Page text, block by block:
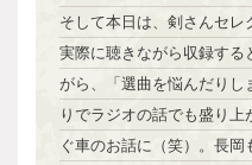
そして本日は、剣さんセレ
実際に聴きながら収録する
がら、「選曲を悩んだりし
りでラジオの話でも盛り
ぐ車のお話に（笑）。長岡